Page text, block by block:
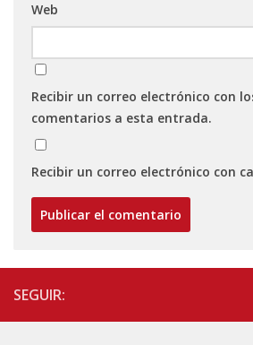
Web
Recibir un correo electrónico con
comentarios a esta entrada.
Recibir un correo electrónico con
SEGUIR: